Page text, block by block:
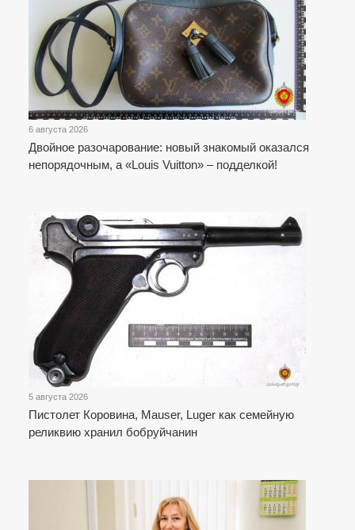
6 августа 2026
Двойное разочарование: новый знакомый оказался
непорядочным, а «Louis Vuitton» – подделкой!
5 августа 2026
Пистолет Коровина, Mauser, Luger как семейную
реликвию хранил бобруйчанин